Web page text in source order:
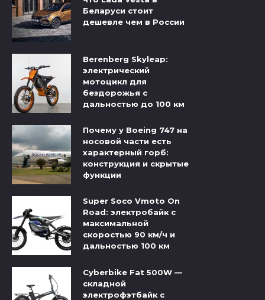
Беларуси стоит
дешевле чем в России
Berenberg Skyleap:
электрический
мотоцикл для
бездорожья с
дальностью до 100 км
Почему у Boeing 747 на
носовой части есть
характерный горб:
конструкция и скрытые
функции
Super Soco Vmoto On
Road: электробайк с
максимальной
скоростью 90 км/ч и
дальностью 100 км
Cyberbike Fat 500W —
складной
электрофэтбайк с